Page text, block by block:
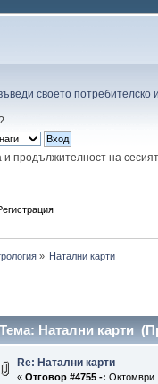
своето потребителско
и продължителност на
» Натални карти
Тема: Натални карти
Re: Натални карти
« Отговор #4755 -: Октомври